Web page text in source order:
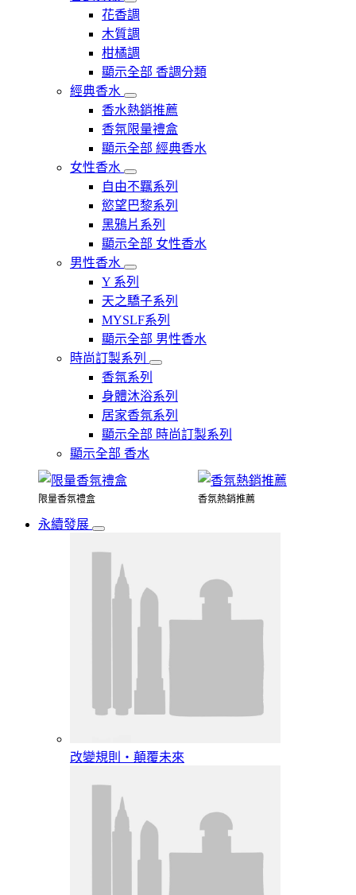
花香調
木質調
柑橘調
顯示全部 香調分類
經典香水
香水熱銷推薦
香氛限量禮盒
顯示全部 經典香水
女性香水
自由不羈系列
慾望巴黎系列
黑鴉片系列
顯示全部 女性香水
男性香水
Y 系列
天之驕子系列
MYSLF系列
顯示全部 男性香水
時尚訂製系列
香氛系列
身體沐浴系列
居家香氛系列
顯示全部 時尚訂製系列
顯示全部 香水
限量香氛禮盒 香氛熱銷推薦
永續發展
改變規則‧顛覆未來